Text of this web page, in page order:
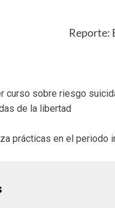
Reporte:
curso sobre riesgo
de la libertad
prácticas en el periodo